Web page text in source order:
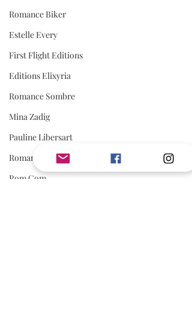
Romance Biker
Estelle Every
First Flight Editions
Editions Elixyria
Romance Sombre
Mina Zadig
Pauline Libersart
Romantasy
Rom Com